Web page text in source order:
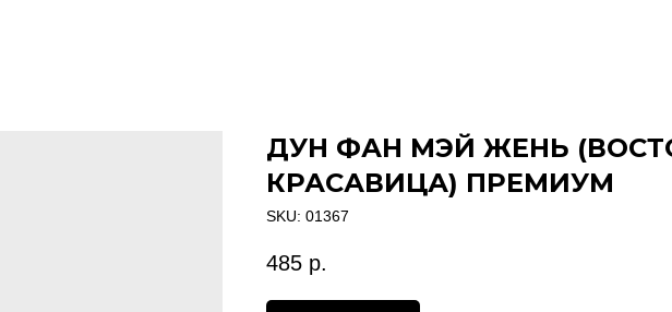
ДУН ФАН МЭЙ ЖЕНЬ
КРАСАВИЦА) ПРЕМИУМ
SKU: 01367
485 р.